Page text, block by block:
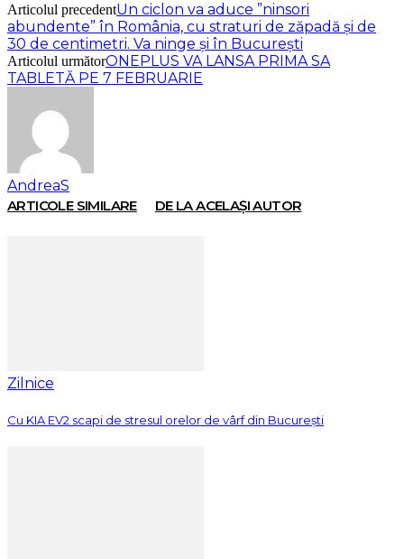
Articolul precedentUn ciclon va aduce ”ninsori
abundente” în România, cu straturi de zăpadă și de
30 de centimetri. Va ninge și în București
Articolul următorONEPLUS VA LANSA PRIMA SA
TABLETĂ PE 7 FEBRUARIE
AndreaS
ARTICOLE SIMILARE
DE LA ACELAȘI AUTOR
Zilnice
Cu KIA EV2 scapi de stresul orelor de vârf din București